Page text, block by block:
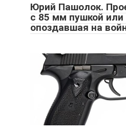
Юрий Пашолок.
с 85 мм пушкой или
опоздавшая на